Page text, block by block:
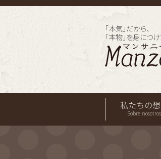
「本気」だから、
「本物」を身につ
私たちの
Sobre nosotros